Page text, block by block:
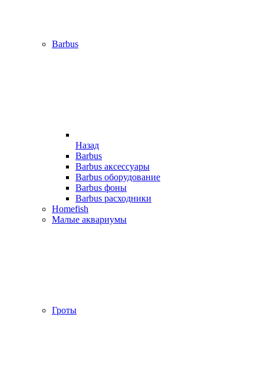
Barbus
Назад
Barbus
Barbus аксессуары
Barbus оборудование
Barbus фоны
Barbus расходники
Homefish
Малые аквариумы
Гроты